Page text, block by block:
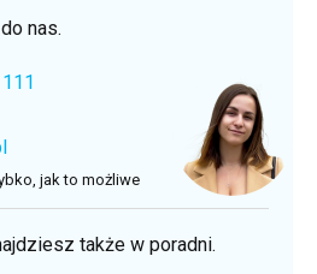
nas.
jak to możliwe
także w poradni.